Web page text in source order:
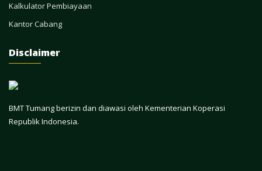
Kalkulator Pembiayaan
Kantor Cabang
Disclaimer
BMT Tumang berizin dan diawasi oleh Kementerian Koperasi
Republik Indonesia.